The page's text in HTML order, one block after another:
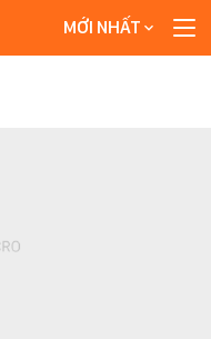
MỚI NHẤT